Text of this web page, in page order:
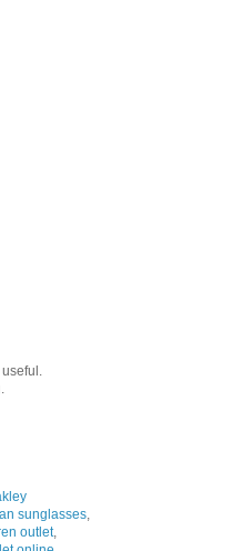
sunglasses,
outlet,